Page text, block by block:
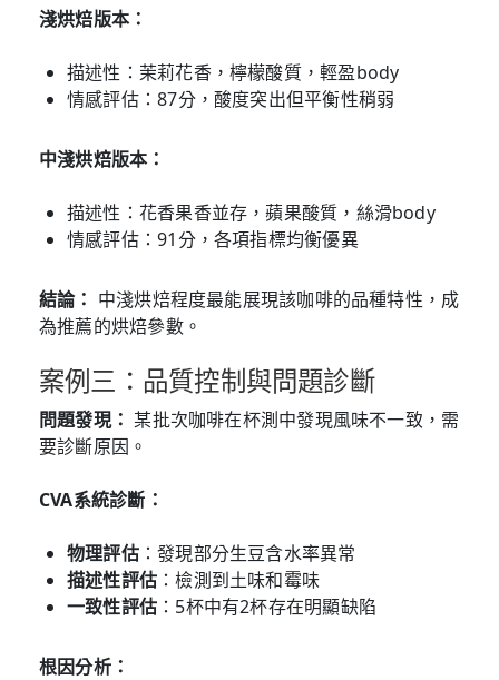
淺烘焙版本：
描述性：茉莉花香，檸檬酸質，輕盈body
情感評估：87分，酸度突出但平衡性稍弱
中淺烘焙版本：
描述性：花香果香並存，蘋果酸質，絲滑body
情感評估：91分，各項指標均衡優異
結論： 中淺烘焙程度最能展現該咖啡的品種特性，成
為推薦的烘焙參數。
案例三：品質控制與問題診斷
問題發現： 某批次咖啡在杯測中發現風味不一致，需
要診斷原因。
CVA系統診斷：
物理評估：發現部分生豆含水率異常
描述性評估 ：檢測到土味和霉味
一致性評估 ：5杯中有2杯存在明顯缺陷
根因分析：